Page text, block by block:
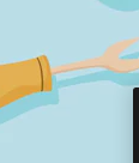
S.L.U.